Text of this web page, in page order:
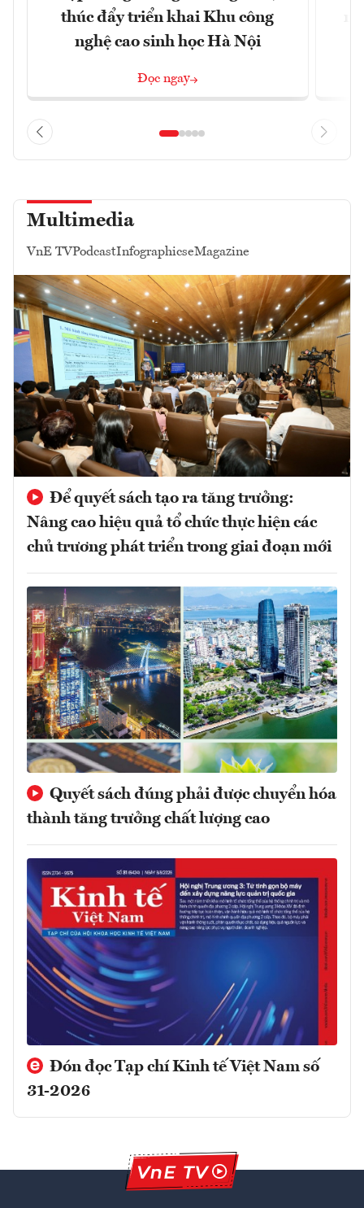
thúc đẩy triển khai Khu công
nghệ cao sinh học Hà Nội
Đọc ngay
Multimedia
VnE TVPodcastInfographicseMagazine
Để quyết sách tạo ra tăng trưởng:
Nâng cao hiệu quả tổ chức thực hiện các
chủ trương phát triển trong giai đoạn mới
Quyết sách đúng phải được chuyển hóa
thành tăng trưởng chất lượng cao
Đón đọc Tạp chí Kinh tế Việt Nam số
31-2026